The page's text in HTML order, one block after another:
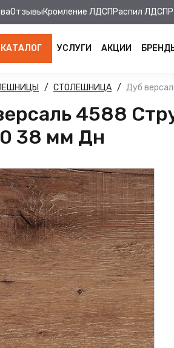
ОтзывыКромление ЛДСП Распил ЛДСП
КАТАЛОГ
ПАНЕЛИ
АЛЮМИНИЕВЫЙ
УСЛУГИ АКЦИИ
СТОЛЕШНИЦА Дуб
4588
38 мм Дн